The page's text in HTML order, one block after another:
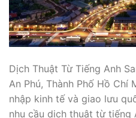
Dịch Thuật Từ Tiếng Anh
An Phú, Thành Phố Hồ Chí
nhập kinh tế và giao lưu
nhu cầu dịch thuật từ tiếng